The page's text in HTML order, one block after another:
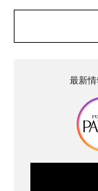
最新